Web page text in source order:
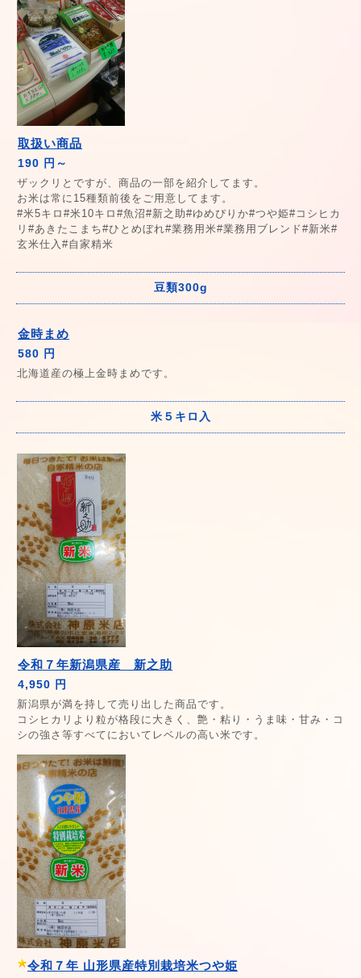
取扱い商品
190 円～
ザックリとですが、商品の一部を紹介してます。
お米は常に15種類前後をご用意してます。
#米5キロ#米10キロ#魚沼#新之助#ゆめぴりか#つや姫#コシヒカ
リ#あきたこまち#ひとめぼれ#業務用米#業務用ブレンド#新米#
玄米仕入#自家精米
豆類300g
金時まめ
580 円
北海道産の極上金時まめです。
米５キロ入
令和７年新潟県産 新之助
4,950 円
新潟県が満を持して売り出した商品です。
コシヒカリより粒が格段に大きく、艶・粘り・うま味・甘み・コ
シの強さ等すべてにおいてレベルの高い米です。
令和７年 山形県産特別栽培米つや姫